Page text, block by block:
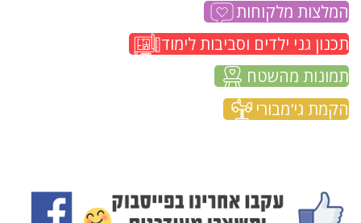
המלצות מלקוחות
תכנון גני ילדים וסביבות לימוד
תמונות מהשטח
הקמת גי'מבורי